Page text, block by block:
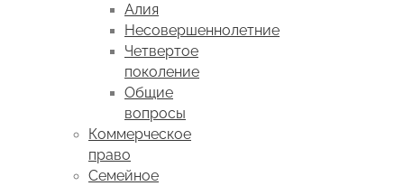
Алия
Несовершеннолетние
Четвертое
поколение
Общие
вопросы
Коммерческое
право
Семейное